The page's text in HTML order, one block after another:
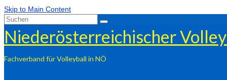
Skip to Main Content
Suchen
nach:
Niederösterreichischer
Fachverband für Volleyball in NÖ